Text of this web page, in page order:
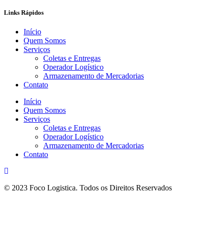
Links Rápidos
Início
Quem Somos
Serviços
Coletas e Entregas
Operador Logístico
Armazenamento de Mercadorias
Contato
Início
Quem Somos
Serviços
Coletas e Entregas
Operador Logístico
Armazenamento de Mercadorias
Contato
© 2023 Foco Logistica. Todos os Direitos Reservados